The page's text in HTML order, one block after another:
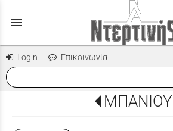
menu
Login | Επικοινωνία |
ΜΠΑΝΙΟΥ